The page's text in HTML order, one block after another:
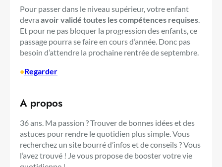
Pour passer dans le niveau supérieur, votre enfant
devra avoir validé toutes les compétences requises.
Et pour ne pas bloquer la progression des enfants, ce
passage pourra se faire en cours d’année. Donc pas
besoin d’attendre la prochaine rentrée de septembre.
•Regarder
A propos
36 ans. Ma passion ? Trouver de bonnes idées et des
astuces pour rendre le quotidien plus simple. Vous
recherchez un site bourré d’infos et de conseils ? Vous
l’avez trouvé ! Je vous propose de booster votre vie